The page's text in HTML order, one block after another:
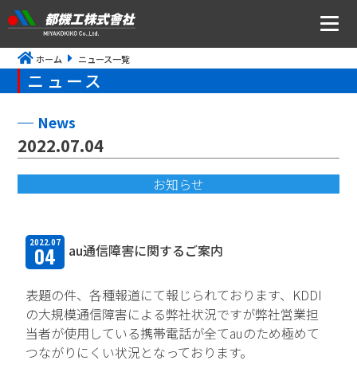
ニュース
トップメッセージ・社是・経営理念
事業所アクセス
CSR・ISOの取り組みについて
事業内容
ホーム ニュース一覧
ニュース
News
2022.07.04
お知らせ
2022.07
04 au通信障害に関するご案内
表題の件、各種報道にて報じられております、KDDI
の大規模通信障害による弊社状況ですが弊社営業担
当者が使用している携帯電話が全てauのため極めて
つながりにくい状況となっております。